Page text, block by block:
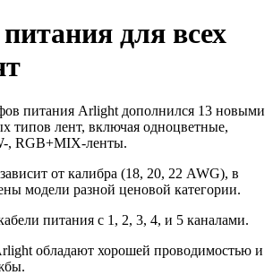
для всех
питания Arlight дополнился 13 новыми
типов лент, включая одноцветные,
, RGB+MIX-ленты.
от калибра (18, 20, 22 AWG), в
модели разной ценовой категории.
питания с 1, 2, 3, 4, и 5 каналами.
обладают хорошей проводимостью и